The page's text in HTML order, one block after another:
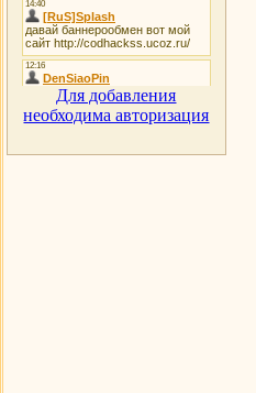
Для добавления
необходима авторизация